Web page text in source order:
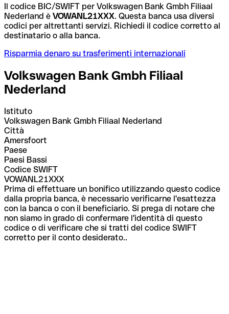
Il codice BIC/SWIFT per Volkswagen Bank Gmbh Filiaal
Nederland è VOWANL21XXX. Questa banca usa diversi
codici per altrettanti servizi. Richiedi il codice corretto al
destinatario o alla banca.
Risparmia denaro su trasferimenti internazionali
Volkswagen Bank Gmbh Filiaal
Nederland
Istituto
Volkswagen Bank Gmbh Filiaal Nederland
Città
Amersfoort
Paese
Paesi Bassi
Codice SWIFT
VOWANL21XXX
Prima di effettuare un bonifico utilizzando questo codice
dalla propria banca, è necessario verificarne l'esattezza
con la banca o con il beneficiario. Si prega di notare che
non siamo in grado di confermare l'identità di questo
codice o di verificare che si tratti del codice SWIFT
corretto per il conto desiderato..